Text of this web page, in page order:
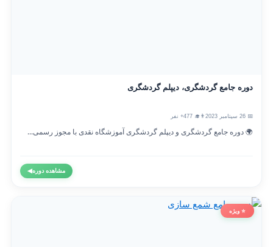
دوره جامع گردشگری، دیپلم گردشگری
👨‍🎓 477+ نفر
🌍 دوره جامع گردشگری و دیپلم گردشگری آموزشگاه نقدی با مجوز رسمی...
مشاهده دوره◀
⭐ ویژه